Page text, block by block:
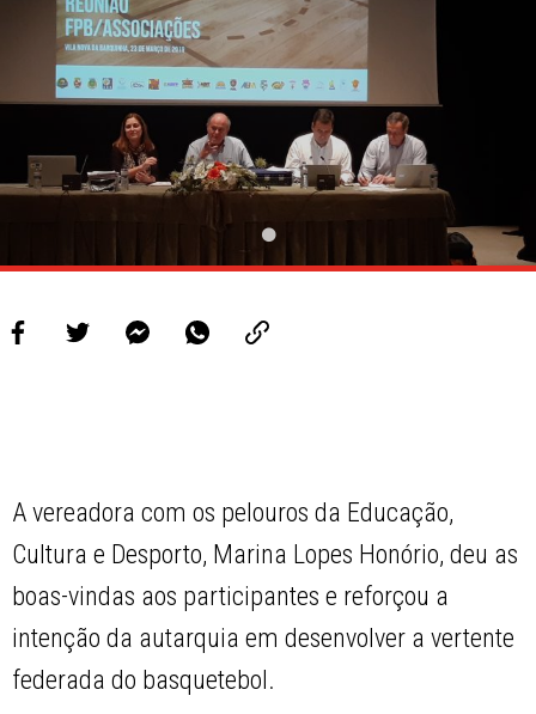
A vereadora com os pelouros da Educação,
Cultura e Desporto, Marina Lopes Honório, deu as
boas-vindas aos participantes e reforçou a
intenção da autarquia em desenvolver a vertente
federada do basquetebol.